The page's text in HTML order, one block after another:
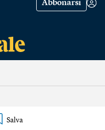
Abbonarsi